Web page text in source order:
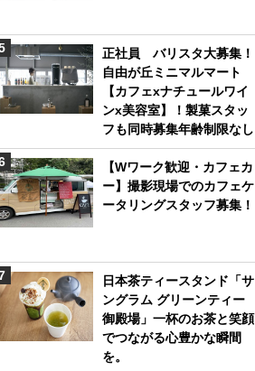
正社員 バリスタ大募集！
自由が丘ミニマルマート
【カフェxナチュールワイ
ンx美容室】！製菓スタッ
フも同時募集年齢制限なし
【Wワーク歓迎・カフェカ
ー】撮影現場でのカフェケ
ータリングスタッフ募集！
日本茶ティースタンド「サ
ングラム グリーンティー
御殿場」一杯のお茶と笑顔
でつながる心豊かな瞬間
を。